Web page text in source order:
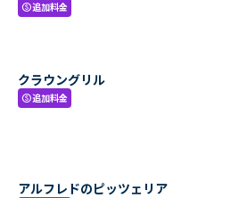
paid追加料金
クラウングリル
paid追加料金
アルフレドのピッツェリア